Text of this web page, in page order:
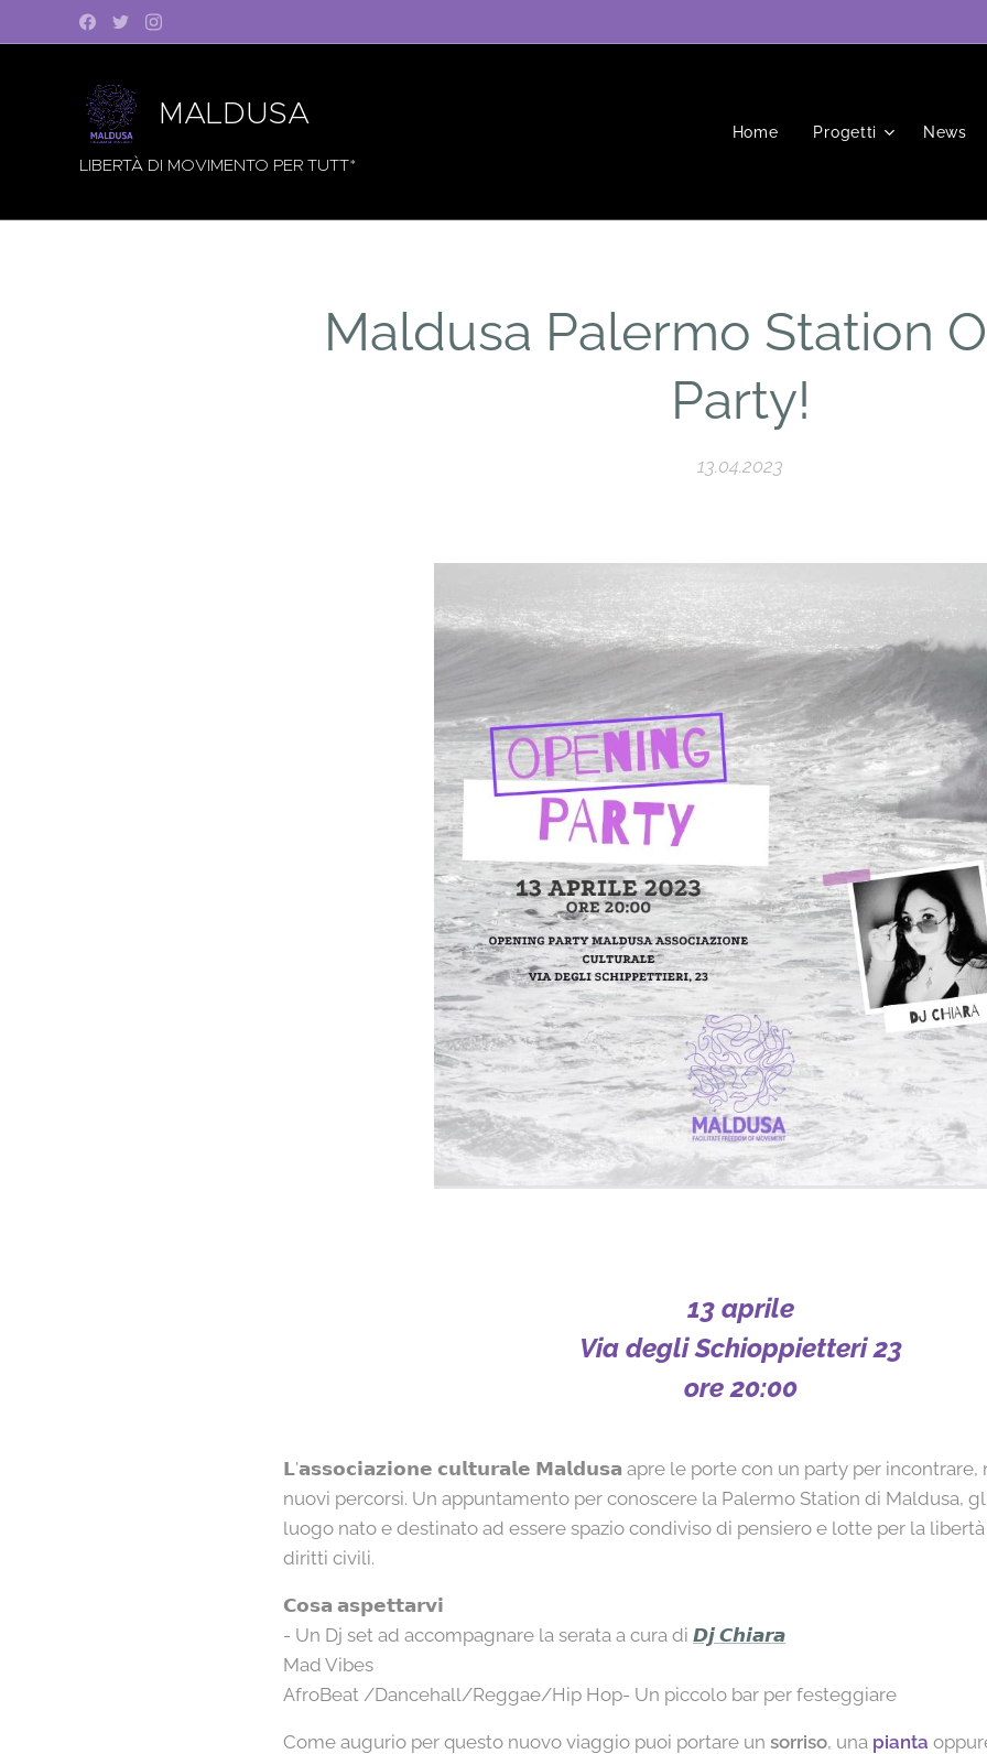
MALDUSA
LIBERTÀ DI MOVIMENTO PER TUTT*
Home Progetti News
Maldusa Palermo Station
Party!
13.04.2023
13 aprile
Via degli Schioppietteri 23
ore 20:00
𝗟'𝗮𝘀𝘀𝗼𝗰𝗶𝗮𝘇𝗶𝗼𝗻𝗲 𝗰𝘂𝗹𝘁𝘂𝗿𝗮𝗹𝗲 𝗠𝗮𝗹𝗱𝘂𝘀𝗮 apre le porte con un party per incontrare,
nuovi percorsi. Un appuntamento per conoscere la Palermo Station di Maldusa,
luogo nato e destinato ad essere spazio condiviso di pensiero e lotte per la
diritti civili.
𝗖𝗼𝘀𝗮 𝗮𝘀𝗽𝗲𝘁𝘁𝗮𝗿𝘃𝗶
- Un Dj set ad accompagnare la serata a cura di 𝘿𝙟 𝘾𝙝𝙞𝙖𝙧𝙖
Mad Vibes
AfroBeat /Dancehall/Reggae/Hip Hop- Un piccolo bar per festeggiare
Come augurio per questo nuovo viaggio puoi portare un sorriso, una pianta